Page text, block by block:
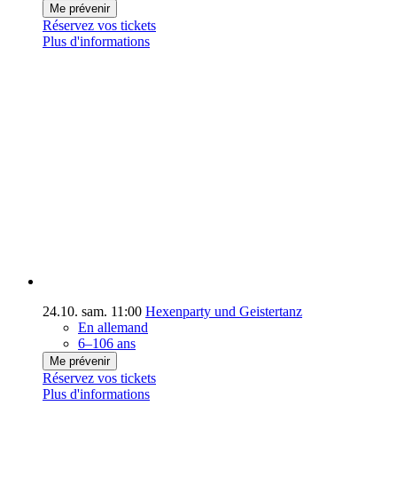
Me prévenir
Réservez vos tickets
Plus d'informations
24.10. sam. 11:00 Hexenparty und Geistertanz
En allemand
6–106 ans
Me prévenir
Réservez vos tickets
Plus d'informations